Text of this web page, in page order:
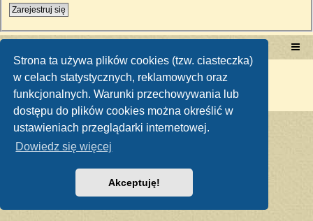
Strona ta używa plików cookies (tzw. ciasteczka)
w celach statystycznych, reklamowych oraz
funkcjonalnych. Warunki przechowywania lub
dostępu do plików cookies można określić w
ustawieniach przeglądarki internetowej.
Dowiedz się więcej
Akceptuję!
Zarejestruj się
Technologię dostarcza phpBB ® Forum Software © phpBB Limited
Polski pakiet językowy dostarcza
Zasady ochrony danych osobowych|Regulamin